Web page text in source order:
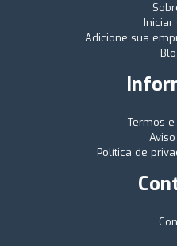
Iniciar
Adicione sua
Termos e
Política de